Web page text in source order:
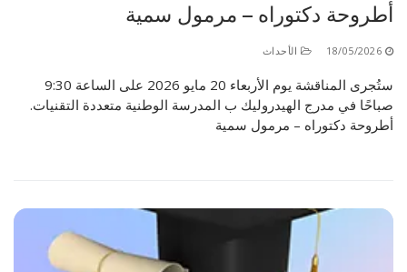
أطروحة دكتوراه – مرمول سمية
18/05/2026 الأحداث
ستُجرى المناقشة يوم الأربعاء 20 مايو 2026 على الساعة 9:30
صباحًا في مدرج الهيدروليك ب المدرسة الوطنية متعددة التقنيات.
أطروحة دكتوراه – مرمول سمية